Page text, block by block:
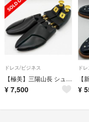
ドレス/ビジネス
【極美】三陽山長 シューツリー シューキーパー サイズ4【送料無料】
¥ 7,500
ド
¥